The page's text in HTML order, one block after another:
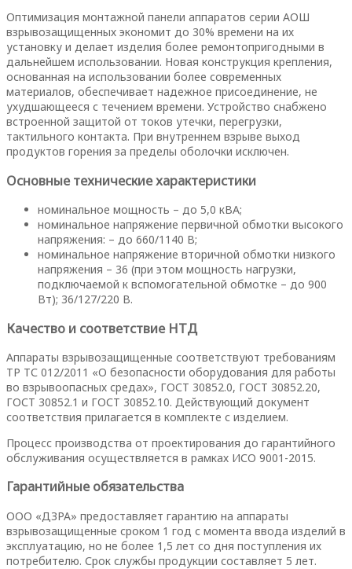
Оптимизация монтажной панели аппаратов серии АОШ
взрывозащищенных экономит до 30% времени на их
установку и делает изделия более ремонтопригодными в
дальнейшем использовании. Новая конструкция крепления,
основанная на использовании более современных
материалов, обеспечивает надежное присоединение, не
ухудшающееся с течением времени. Устройство снабжено
встроенной защитой от токов утечки, перегрузки,
тактильного контакта. При внутреннем взрыве выход
продуктов горения за пределы оболочки исключен.
Основные технические характеристики
номинальное мощность – до 5,0 кВА;
номинальное напряжение первичной обмотки высокого
напряжения: – до 660/1140 В;
номинальное напряжение вторичной обмотки низкого
напряжения – 36 (при этом мощность нагрузки,
подключаемой к вспомогательной обмотке – до 900
Вт); 36/127/220 В.
Качество и соответствие НТД
Аппараты взрывозащищенные соответствуют требованиям
ТР ТС 012/2011 «О безопасности оборудования для работы
во взрывоопасных средах», ГОСТ 30852.0, ГОСТ 30852.20,
ГОСТ 30852.1 и ГОСТ 30852.10. Действующий документ
соответствия прилагается в комплекте с изделием.
Процесс производства от проектирования до гарантийного
обслуживания осуществляется в рамках ИСО 9001-2015.
Гарантийные обязательства
ООО «ДЗРА» предоставляет гарантию на аппараты
взрывозащищенные сроком 1 год с момента ввода изделий в
эксплуатацию, но не более 1,5 лет со дня поступления их
потребителю. Срок службы продукции составляет 5 лет.